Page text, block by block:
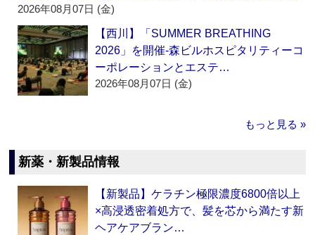
2026年08月07日 (金)
【西川】「SUMMER BREATHING
2026」を開催‐森ビルホスピタリティーコ
ーポレーションとエステ…
2026年08月07日 (金)
もっと見る »
新薬・新製品情報
【新製品】ケラチン極限濃度6800倍以上
×高浸透密着処方で、髪を芯から満たす新
ヘアケアブラン…